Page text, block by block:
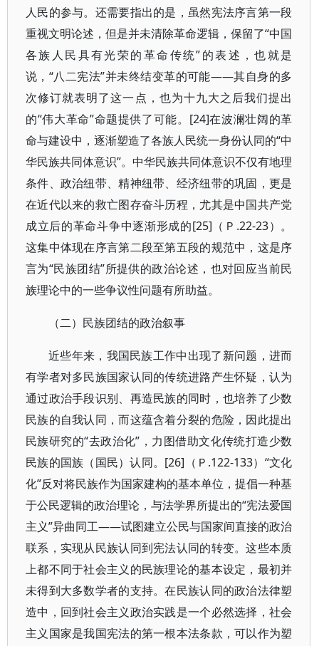
人民的参与。还需要指出的是，虽然宪法序言第一段
重视文明论述，但是并未清除革命逻辑，保留了“中国
各族人民具有光荣的革命传统”的表述，也就是
说，“八二宪法”并未终结变革的可能——其自身的多
次修订就表明了这一点，也为十九大之后我们提出
的“伟大革命”命题提供了可能。[24]在波澜壮阔的革
命与建设中，逐渐塑造了各族人民统一身份认同的“中
华民族共同体意识”。中华民族共同体意识不仅有地理
条件、政治纽带、精神纽带、经济纽带的巩固，更是
在近代以来的救亡图存奋斗历程，尤其是中国共产党
成立后的革命斗争中逐渐形成的[25]（Ｐ.22-23）。
这集中体现在序言第二段至第五段的规范中，这是序
言为“民族团结”所提供的政治论述，也对回应当前民
族理论中的一些争议性问题有所助益。
（二）民族团结的政治叙事
近些年来，我国民族工作中出现了新问题，进而
有学者对多民族国家认同的传统进路产生怀疑，认为
通过政治手段识别、再造民族的同时，也培养了少数
民族的自我认同，而这蕴含着分裂的危险，因此提出
民族研究的“去政治化”，力图借助文化传统打造少数
民族的国族（国民）认同。[26]（Ｐ.122-133）“文化
化”反对将民族作为国家建构的基本单位，提倡一种基
于公民逻辑的政治理论，与法学界所提出的“宪法爱国
主义”异曲同工——试图建立公民与国家间直接的政治
联系，实现从民族认同到宪法认同的转变。这些本质
上都不同于社会主义的民族理论的基本设定，最初并
未得到大多数学者的支持。在民族认同的政治法律塑
造中，回到社会主义政治实践是一个必然选择，社会
主义国家是我国宪法的第一根本法条款，可以作为塑